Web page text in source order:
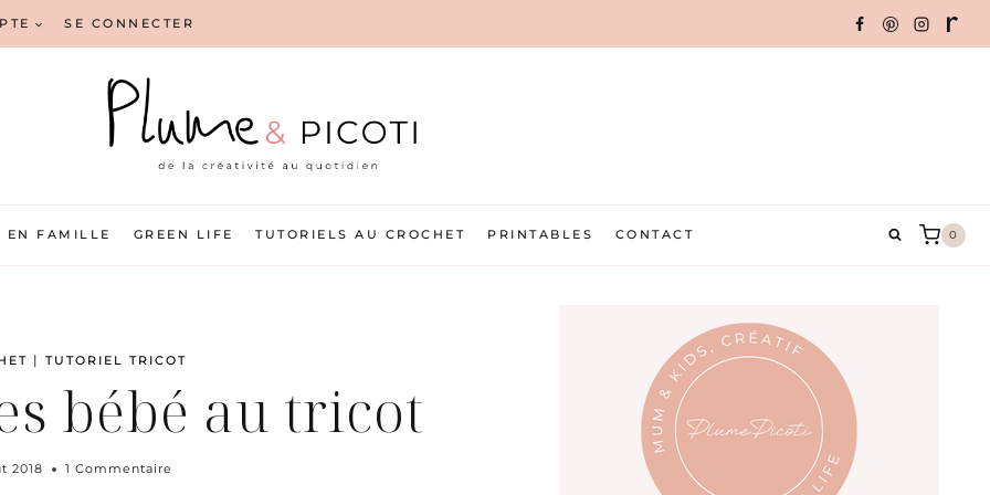
SE CONNECTER
EN FAMILLE GREEN LIFE TUTORIELS AU CROCHET PRINTABLES CONTACT 0
|TUTORIEL TRICOT
bébé au tricot
2018 1 Commentaire